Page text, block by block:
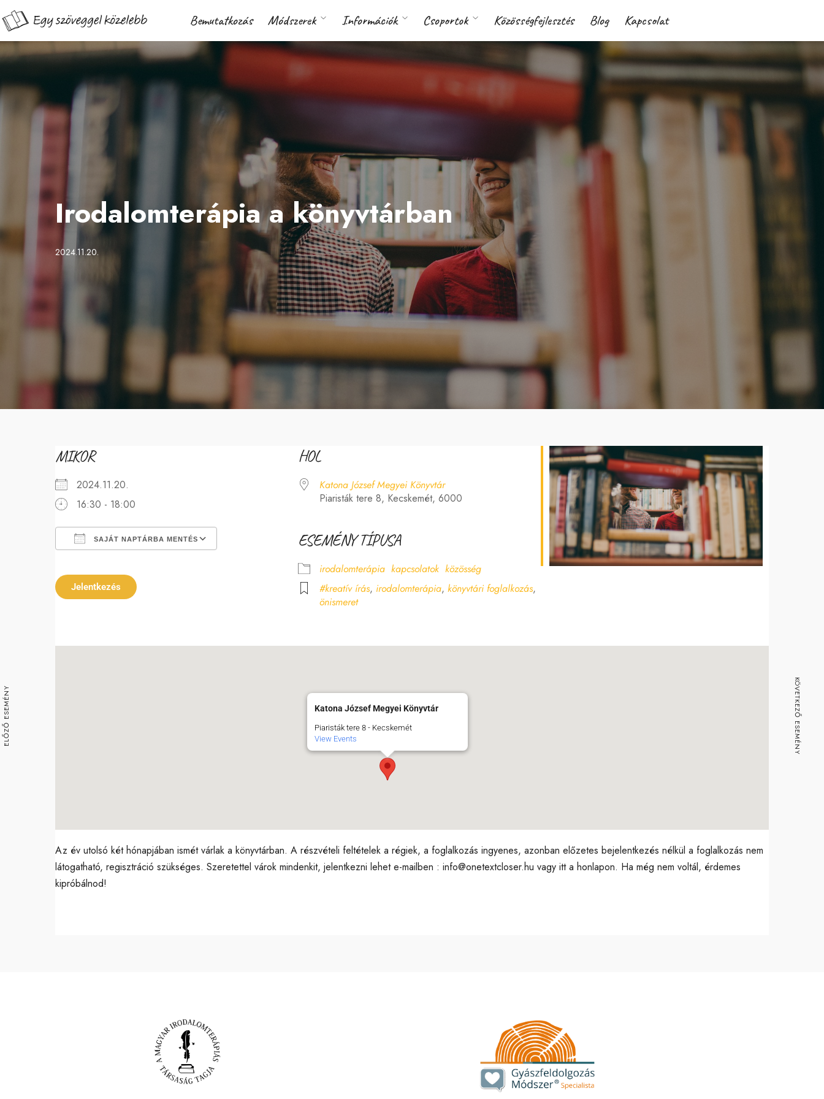
Bemutatkozás Módszerek Információk Csoportok Közösségfejlesztés Blog Kapcsolat
Irodalomterápia a könyvtárban
2024.11.20.
MIKOR
2024.11.20.
16:30 - 18:00
SAJÁT NAPTÁRBA MENTÉS
Google Calendar iCalendar Office 365 Outlook Live
Jelentkezés
HOL
Katona József Megyei Könyvtár
Piaristák tere 8, Kecskemét, 6000
ESEMÉNY TÍPUSA
irodalomterápia kapcsolatok közösség
#kreatív írás, irodalomterápia, könyvtári foglalkozás,
önismeret
Katona József Megyei Könyvtár
Piaristák tere 8 - Kecskemét
View Events
Az év utolsó két hónapjában ismét várlak a könyvtárban. A részvételi feltételek a régiek, a foglalkozás ingyenes, azonban előzetes bejelentkezés nélkül a foglalkozás nem
látogatható, regisztráció szükséges. Szeretettel várok mindenkit, jelentkezni lehet e-mailben : info@onetextcloser.hu vagy itt a honlapon. Ha még nem voltál, érdemes
kipróbálnod!
ELŐZŐ ESEMÉNY KÖVETKEZŐ ESEMÉNY